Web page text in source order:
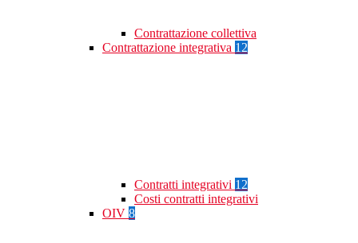
Contrattazione collettiva
Contrattazione integrativa 12
Contratti integrativi 12
Costi contratti integrativi
OIV 8